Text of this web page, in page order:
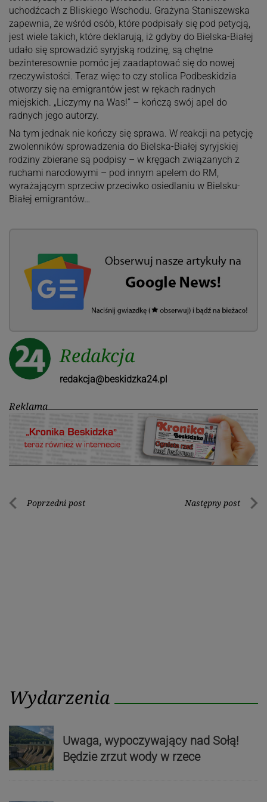
uchodźcach z Bliskiego Wschodu. Grażyna Staniszewska
zapewnia, że wśród osób, które podpisały się pod petycją,
jest wiele takich, które deklarują, iż gdyby do Bielska-Białej
udało się sprowadzić syryjską rodzinę, są chętne
bezinteresownie pomóc jej zaadaptować się do nowej
rzeczywistości. Teraz więc to czy stolica Podbeskidzia
otworzy się na emigrantów jest w rękach radnych
miejskich. „Liczymy na Was!” – kończą swój apel do
radnych jego autorzy.
Na tym jednak nie kończy się sprawa. W reakcji na petycję
zwolenników sprowadzenia do Bielska-Białej syryjskiej
rodziny zbierane są podpisy – w kręgach związanych z
ruchami narodowymi – pod innym apelem do RM,
wyrażającym sprzeciw przeciwko osiedlaniu w Bielsku-
Białej emigrantów…
Redakcja
redakcja@beskidzka24.pl
Reklama
Nawigacja
Poprzedni post Następny post
Wydarzenia
Uwaga, wypoczywający nad Sołą!
Będzie zrzut wody w rzece